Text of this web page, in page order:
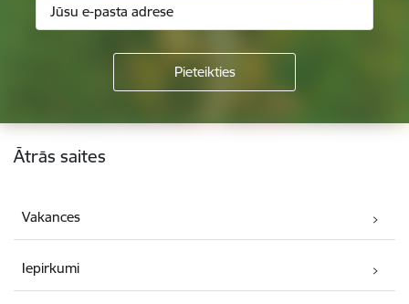
Kājene
Ātrās saites
Vakances
Iepirkumi